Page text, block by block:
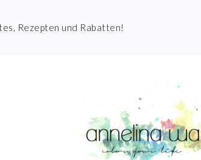
Rezepten und Rabatten!